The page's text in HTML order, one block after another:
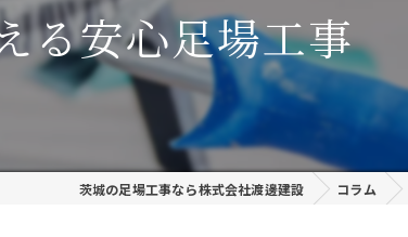
プラント工事
リース
る安心足場工事
茨城の足場工事なら株式会社渡邊建設 コラム